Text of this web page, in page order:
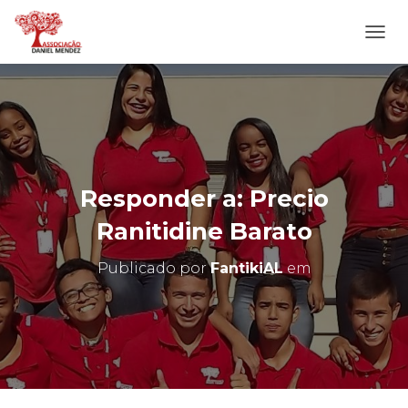
L
T
E
R
N
A
N
A
E
G
O
Responder a: Precio
Ranitidine Barato
Publicado porFantikiALem